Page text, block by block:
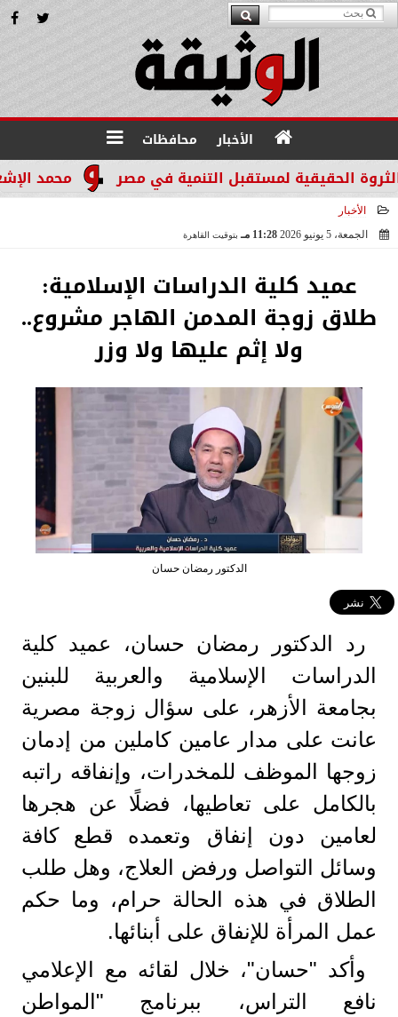
الأخبار محافظات
محمد
الأخبار
الجمعة، 5 يونيو 2026
11:28 مـ بتوقيت القاهرة
عميد كلية الدراسات الإسلامية:
طلاق زوجة المدمن الهاجر مشروع..
ولا إثم عليها ولا وزر
الدكتور رمضان حسان
رد الدكتور رمضان حسان، عميد كلية
الدراسات الإسلامية والعربية للبنين
بجامعة الأزهر، على سؤال زوجة مصرية
عانت على مدار عامين كاملين من إدمان
زوجها الموظف للمخدرات، وإنفاقه راتبه
بالكامل على تعاطيها، فضلًا عن هجرها
لعامين دون إنفاق وتعمده قطع كافة
وسائل التواصل ورفض العلاج، وهل طلب
الطلاق في هذه الحالة حرام، وما حكم
عمل المرأة للإنفاق على أبنائها.
وأكد "حسان"، خلال لقائه مع الإعلامي
نافع التراس، ببرنامج "المواطن